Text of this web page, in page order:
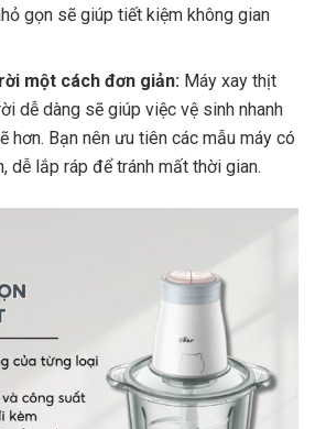
gọn sẽ giúp tiết kiệm không gian
một cách đơn giản: Máy xay thịt
dễ dàng sẽ giúp việc vệ sinh nhanh
hơn. Bạn nên ưu tiên các mẫu máy có
dễ lắp ráp để tránh mất thời gian.